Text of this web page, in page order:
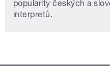
popularity českých a
interpretů.